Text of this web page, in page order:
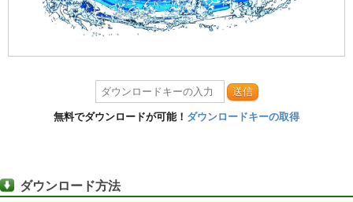
送信
無料でダウンロードが可能！ ダウンロードキーの取得
ダウンロード方法